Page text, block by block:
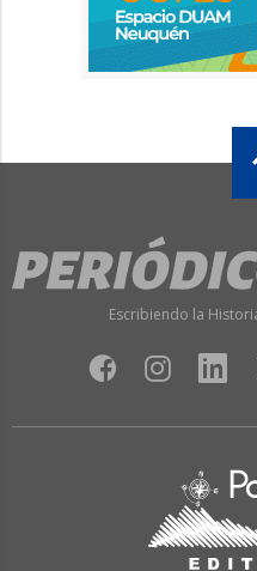
Escribiendo la